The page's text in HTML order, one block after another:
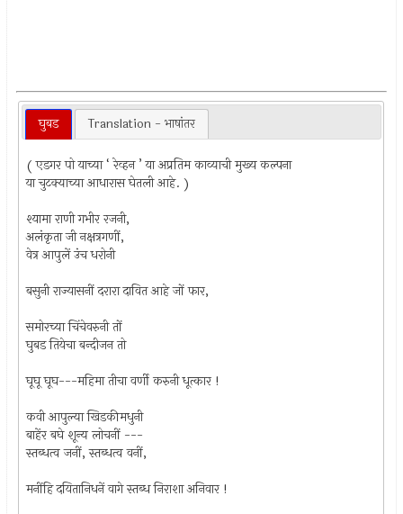
घुबड Translation - भाषांतर
( एडगर पो याच्या ‘ रेव्हन ’ या अप्रतिम काव्याची मुख्य कल्पना
या चुटक्याच्या आधारास घेतली आहे. )
श्यामा राणी गभीर रजनी,
अलंकृता जी नक्षत्रगणीं,
वेत्र आपुलें उंच धरोनी
बसुनी राज्यासनीं दरारा दावित आहे जों फार,
समोरच्या चिंचेवरुनी तों
घुबड तियेचा बन्दीजन तो
घूघू घूघ---महिमा तीचा वर्णी करुनी धूत्कार !
कवी आपुल्या खिडकीमधुनी
बाहेंर बघे शून्य लोचनीं ---
स्तब्धत्व जनीं, स्तब्धत्व वनीं,
मनींहि दयितानिधनें वागे स्तब्ध निराशा अनिवार !